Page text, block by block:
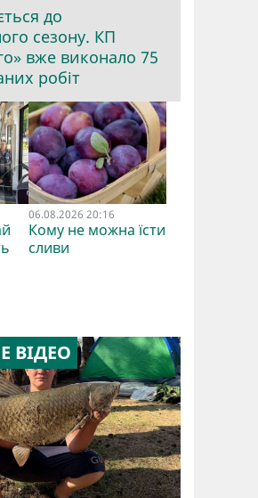
до
сезону. КП
вже виконало 75
робіт
06.08.2026 20:16
Кому не можна їсти
сливи
ВІДЕО